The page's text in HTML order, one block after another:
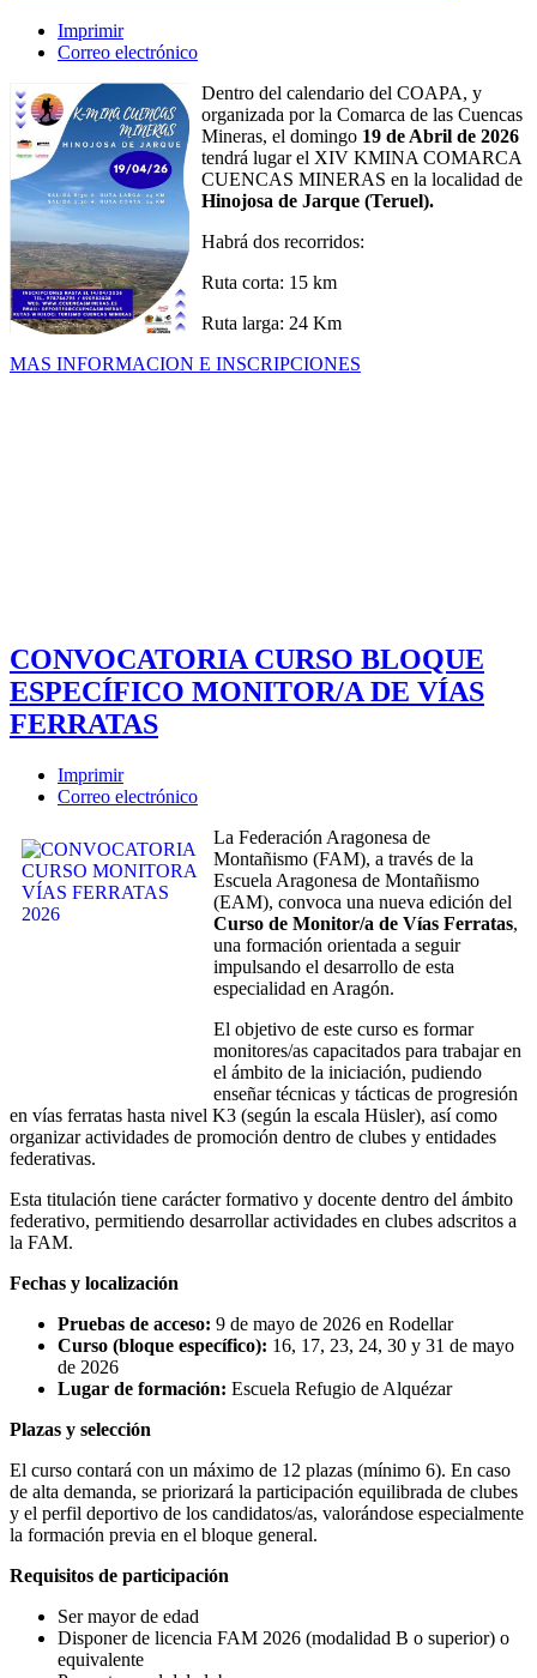
Imprimir
Correo electrónico
Dentro del calendario del COAPA, y
organizada por la Comarca de las Cuencas
Mineras, el domingo 19 de Abril de 2026
tendrá lugar el XIV KMINA COMARCA
CUENCAS MINERAS en la localidad de
Hinojosa de Jarque (Teruel).
Habrá dos recorridos:
Ruta corta: 15 km
Ruta larga: 24 Km
MAS INFORMACION E INSCRIPCIONES
CONVOCATORIA CURSO BLOQUE
ESPECÍFICO MONITOR/A DE VÍAS
FERRATAS
Imprimir
Correo electrónico
La Federación Aragonesa de
Montañismo (FAM), a través de la
Escuela Aragonesa de Montañismo
(EAM), convoca una nueva edición del
Curso de Monitor/a de Vías Ferratas,
una formación orientada a seguir
impulsando el desarrollo de esta
especialidad en Aragón.
El objetivo de este curso es formar
monitores/as capacitados para trabajar en
el ámbito de la iniciación, pudiendo
enseñar técnicas y tácticas de progresión
en vías ferratas hasta nivel K3 (según la escala Hüsler), así como
organizar actividades de promoción dentro de clubes y entidades
federativas.
Esta titulación tiene carácter formativo y docente dentro del ámbito
federativo, permitiendo desarrollar actividades en clubes adscritos a
la FAM.
Fechas y localización
Pruebas de acceso: 9 de mayo de 2026 en Rodellar
Curso (bloque específico): 16, 17, 23, 24, 30 y 31 de mayo
de 2026
Lugar de formación: Escuela Refugio de Alquézar
Plazas y selección
El curso contará con un máximo de 12 plazas (mínimo 6). En caso
de alta demanda, se priorizará la participación equilibrada de clubes
y el perfil deportivo de los candidatos/as, valorándose especialmente
la formación previa en el bloque general.
Requisitos de participación
Ser mayor de edad
Disponer de licencia FAM 2026 (modalidad B o superior) o
equivalente